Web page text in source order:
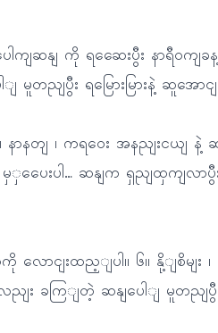
ဆနျ ကို ရဆေေးပွီး နာရီဝကျခန့
တညျပွီး ရမြေားမြားနဲ့ ဆူအောင
ာနတျ ၊ ကရဝေး အနညျးငယျ နဲ့
ေးပါ… ဆနျက ရှညျထှကျလာပွီး
ကို လောငျးထည့ျပါ။ ၆။ နို့ျစိမ
ျး ခကြျတဲ့ ဆနျပေါျ မူတညျပွီ